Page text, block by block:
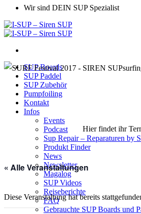
Wir sind DEIN SUP Spezialist
SUP Boards
SUP Paddel
SUP Zubehör
Pumpfoiling
Kontakt
Infos
Events
Podcast
Sup Repair – Reparaturen by
Produkt Finder
News
Newsletter
Magalog
SUP Videos
Reiseberichte
FAQ
Gebrauchte SUP Boards und
Hier findet ihr
« Alle Veranstaltungen
Diese Veranstaltung hat bereits